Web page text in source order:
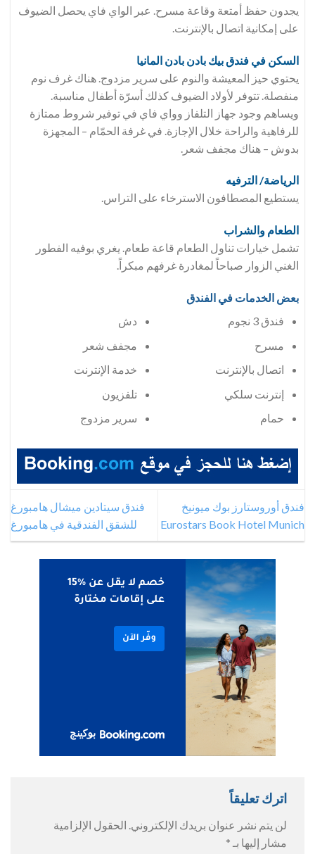
يجدون حفظ أمتعة وقاعة مسرح. عبر الواي فاي يحصل الضيوف
على إمكانية اتصال بالإنترنت.
السكن في فندق بيك بادن بادن المانيا
يحتوي حيز المعيشة والنوم على سرير مزدوج. هناك غرف نوم
منفصلة. تتوفر لأولاد الضيوف كذلك أسرّة أطفال مناسبة.
ويساهم وجود جهاز التلفاز وواي فاي في توفير شروط ممتازة
للرفاهية والراحة خلال الإجازة. في غرفة الحمّام – المجهزة
بدوش – هناك مجفف شعر.
الرياضة/ الترفيه
يستطيع المصطافون الاسترخاء على التراس.
الطعام والشراب
تشمل خيارات تناول الطعام قاعة طعام. يغري بوفيه الفطور
الغني الزوار صباحاً لمغادرة غرفهم مبكراً.
بعض الخدمات في الفندق
فندق 3 نجوم
مسرح
اتصال بالإنترنت
إنترنت سلكي
حمام
دش
مجفف شعر
خدمة الإنترنت
تلفزيون
سرير مزدوج
فندق أوروستارز بوك ميونيخ
Eurostars Book Hotel Munich
فندق سيتادين ميشال هامبورغ
للشقق الفندقية في هامبورغ
اترك تعليقاً
لن يتم نشر عنوان بريدك الإلكتروني. الحقول الإلزامية
مشار إليها بـ *